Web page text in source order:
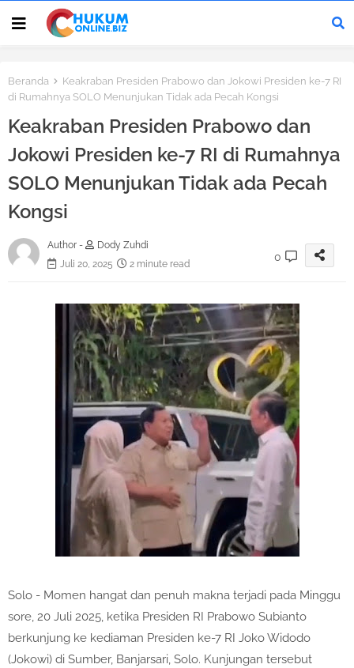
Beranda
Keakraban Presiden Prabowo dan Jokowi Presiden ke-7 RI
di Rumahnya SOLO Menunjukan Tidak ada Pecah Kongsi
Keakraban Presiden Prabowo dan
Jokowi Presiden ke-7 RI di Rumahnya
SOLO Menunjukan Tidak ada Pecah
Kongsi
Author -
Dody Zuhdi
Juli 20, 2025
2 minute read
0
Solo - Momen hangat dan penuh makna terjadi pada Minggu
sore, 20 Juli 2025, ketika Presiden RI Prabowo Subianto
berkunjung ke kediaman Presiden ke-7 RI Joko Widodo
(Jokowi) di Sumber, Banjarsari, Solo. Kunjungan tersebut